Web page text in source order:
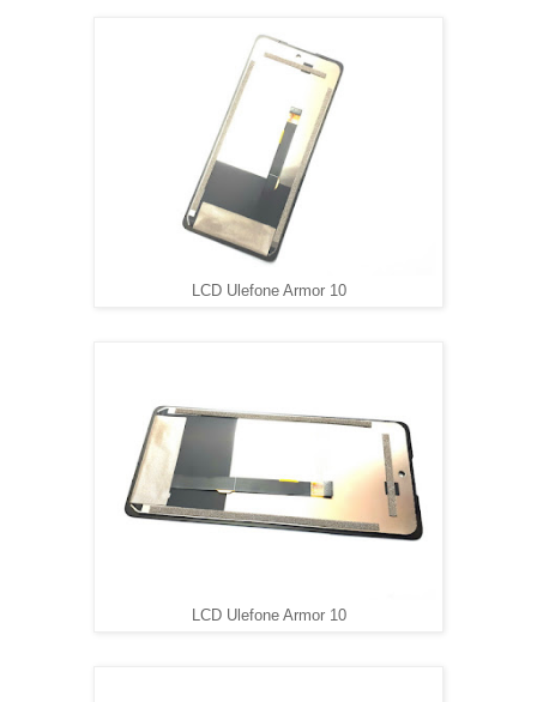
LCD Ulefone Armor 10
LCD Ulefone Armor 10